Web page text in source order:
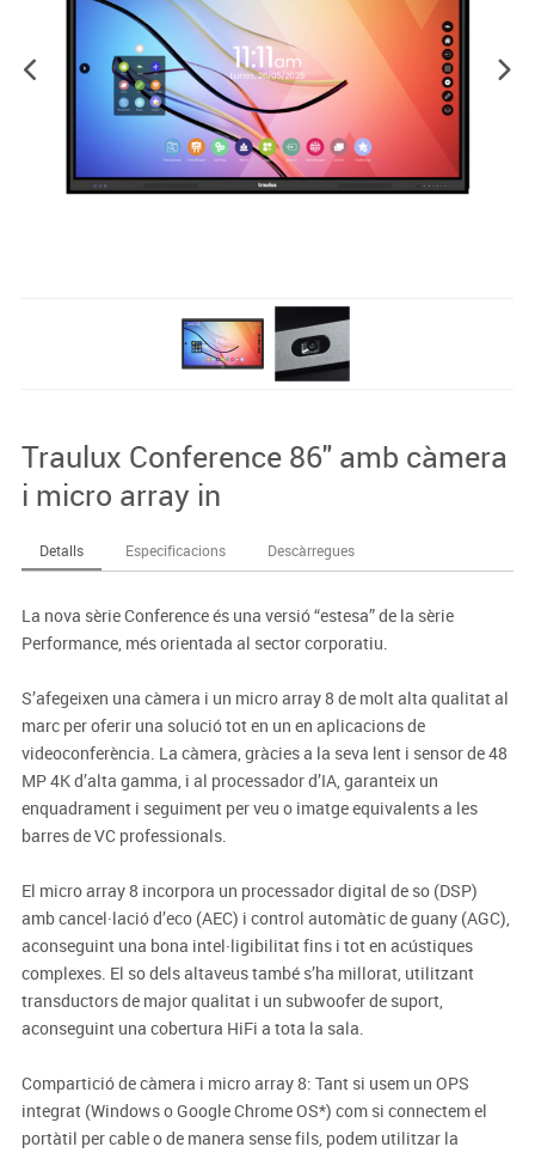
Traulux Conference 86" amb càmera
i micro array in
Detalls Especificacions Descàrregues
La nova sèrie Conference és una versió “estesa” de la sèrie
Performance, més orientada al sector corporatiu.
S’afegeixen una càmera i un micro array 8 de molt alta qualitat al
marc per oferir una solució tot en un en aplicacions de
videoconferència. La càmera, gràcies a la seva lent i sensor de 48
MP 4K d’alta gamma, i al processador d’IA, garanteix un
enquadrament i seguiment per veu o imatge equivalents a les
barres de VC professionals.
El micro array 8 incorpora un processador digital de so (DSP)
amb cancel·lació d’eco (AEC) i control automàtic de guany (AGC),
aconseguint una bona intel·ligibilitat fins i tot en acústiques
complexes. El so dels altaveus també s’ha millorat, utilitzant
transductors de major qualitat i un subwoofer de suport,
aconseguint una cobertura HiFi a tota la sala.
Compartició de càmera i micro array 8: Tant si usem un OPS
integrat (Windows o Google Chrome OS*) com si connectem el
portàtil per cable o de manera sense fils, podem utilitzar la